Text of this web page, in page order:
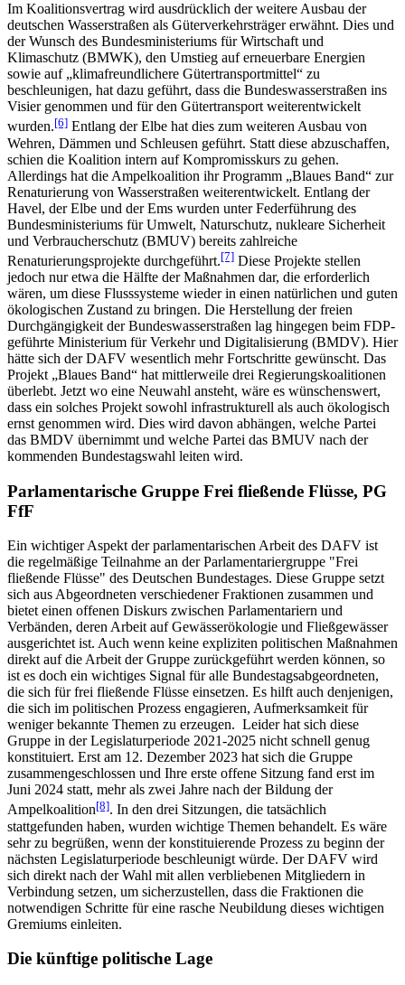
Im Koalitionsvertrag wird ausdrücklich der weitere Ausbau der
deutschen Wasserstraßen als Güterverkehrsträger erwähnt. Dies und
der Wunsch des Bundesministeriums für Wirtschaft und
Klimaschutz (BMWK), den Umstieg auf erneuerbare Energien
sowie auf „klimafreundlichere Gütertransportmittel“ zu
beschleunigen, hat dazu geführt, dass die Bundeswasserstraßen ins
Visier genommen und für den Gütertransport weiterentwickelt
wurden.[6] Entlang der Elbe hat dies zum weiteren Ausbau von
Wehren, Dämmen und Schleusen geführt. Statt diese abzuschaffen,
schien die Koalition intern auf Kompromisskurs zu gehen.
Allerdings hat die Ampelkoalition ihr Programm „Blaues Band“ zur
Renaturierung von Wasserstraßen weiterentwickelt. Entlang der
Havel, der Elbe und der Ems wurden unter Federführung des
Bundesministeriums für Umwelt, Naturschutz, nukleare Sicherheit
und Verbraucherschutz (BMUV) bereits zahlreiche
Renaturierungsprojekte durchgeführt.[7] Diese Projekte stellen
jedoch nur etwa die Hälfte der Maßnahmen dar, die erforderlich
wären, um diese Flusssysteme wieder in einen natürlichen und guten
ökologischen Zustand zu bringen. Die Herstellung der freien
Durchgängigkeit der Bundeswasserstraßen lag hingegen beim FDP-
geführte Ministerium für Verkehr und Digitalisierung (BMDV). Hier
hätte sich der DAFV wesentlich mehr Fortschritte gewünscht. Das
Projekt „Blaues Band“ hat mittlerweile drei Regierungskoalitionen
überlebt. Jetzt wo eine Neuwahl ansteht, wäre es wünschenswert,
dass ein solches Projekt sowohl infrastrukturell als auch ökologisch
ernst genommen wird. Dies wird davon abhängen, welche Partei
das BMDV übernimmt und welche Partei das BMUV nach der
kommenden Bundestagswahl leiten wird.
Parlamentarische Gruppe Frei fließende Flüsse, PG
FfF
Ein wichtiger Aspekt der parlamentarischen Arbeit des DAFV ist
die regelmäßige Teilnahme an der Parlamentariergruppe "Frei
fließende Flüsse" des Deutschen Bundestages. Diese Gruppe setzt
sich aus Abgeordneten verschiedener Fraktionen zusammen und
bietet einen offenen Diskurs zwischen Parlamentariern und
Verbänden, deren Arbeit auf Gewässerökologie und Fließgewässer
ausgerichtet ist. Auch wenn keine expliziten politischen Maßnahmen
direkt auf die Arbeit der Gruppe zurückgeführt werden können, so
ist es doch ein wichtiges Signal für alle Bundestagsabgeordneten,
die sich für frei fließende Flüsse einsetzen. Es hilft auch denjenigen,
die sich im politischen Prozess engagieren, Aufmerksamkeit für
weniger bekannte Themen zu erzeugen. Leider hat sich diese
Gruppe in der Legislaturperiode 2021-2025 nicht schnell genug
konstituiert. Erst am 12. Dezember 2023 hat sich die Gruppe
zusammengeschlossen und Ihre erste offene Sitzung fand erst im
Juni 2024 statt, mehr als zwei Jahre nach der Bildung der
Ampelkoalition[8]. In den drei Sitzungen, die tatsächlich
stattgefunden haben, wurden wichtige Themen behandelt. Es wäre
sehr zu begrüßen, wenn der konstituierende Prozess zu beginn der
nächsten Legislaturperiode beschleunigt würde. Der DAFV wird
sich direkt nach der Wahl mit allen verbliebenen Mitgliedern in
Verbindung setzen, um sicherzustellen, dass die Fraktionen die
notwendigen Schritte für eine rasche Neubildung dieses wichtigen
Gremiums einleiten.
Die künftige politische Lage